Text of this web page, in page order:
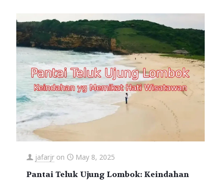
jafarjr on May 8, 2025
Pantai Teluk Ujung Lombok: Keindahan